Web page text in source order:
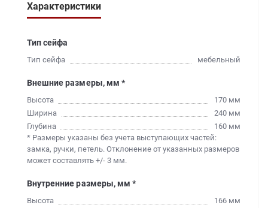
Характеристики
Тип сейфа
Тип сейфа мебельный
Внешние размеры, мм *
Высота
170 мм
Ширина
240 мм
Глубина
160 мм
* Размеры указаны без учета выступающих частей:
замка, ручки, петель. Отклонение от указанных размеров
может составлять +/- 3 мм.
Внутренние размеры, мм *
Высота
166 мм